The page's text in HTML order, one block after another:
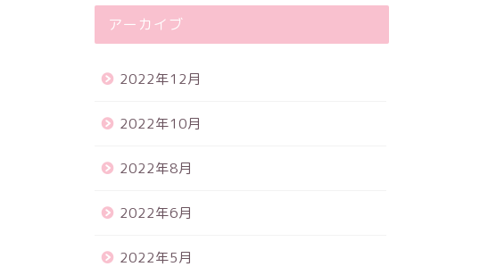
アーカイブ
2022年12月
2022年10月
2022年8月
2022年6月
2022年5月